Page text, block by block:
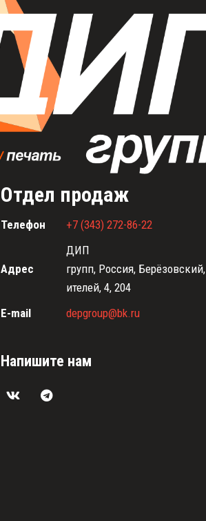
Отдел продаж
Телефон +7 (343) 272-86-22
Адрес
ДИП
групп, Россия, Берёзовский,
ителей, 4, 204
E-mail
depgroup@bk.ru
Напишите нам